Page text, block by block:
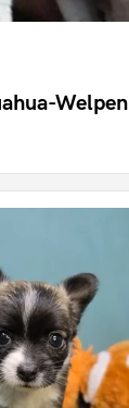
Welpen